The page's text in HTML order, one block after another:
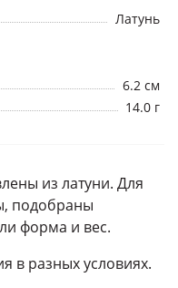
Латунь
6.2 см
14.0 г
из латуни. Для
подобраны
форма и вес.
в разных условиях.